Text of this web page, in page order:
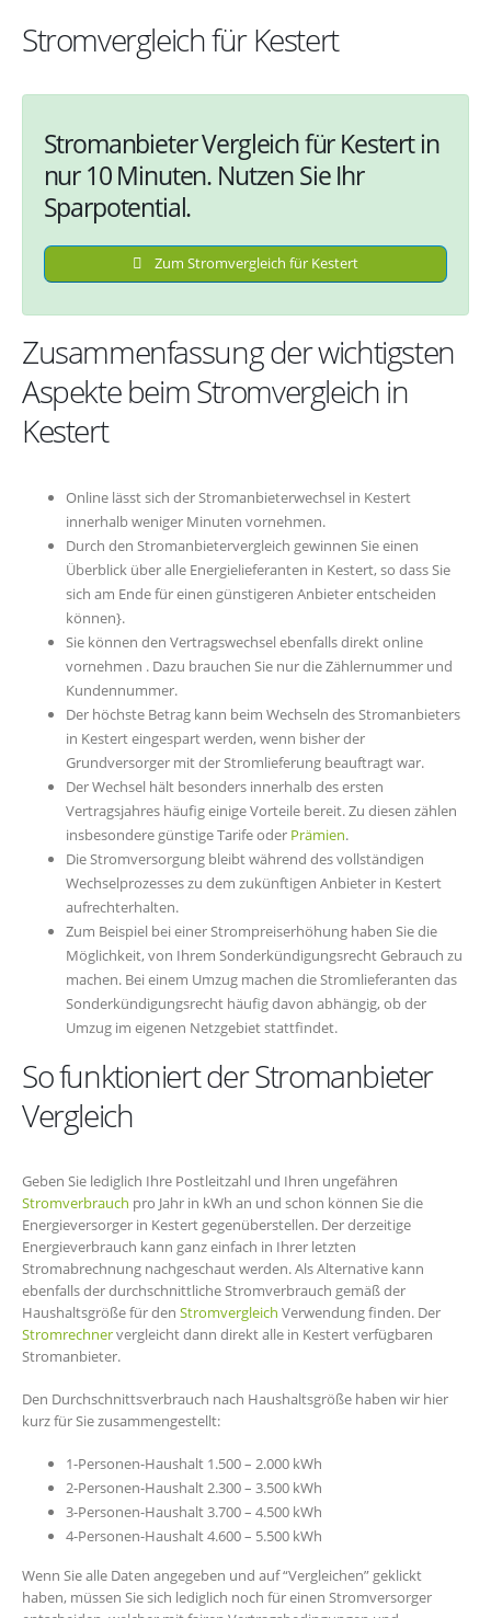
Stromvergleich für Kestert
Stromanbieter Vergleich für Kestert in
nur 10 Minuten. Nutzen Sie Ihr
Sparpotential.
Zum Stromvergleich für Kestert
Zusammenfassung der wichtigsten
Aspekte beim Stromvergleich in
Kestert
Online lässt sich der Stromanbieterwechsel in Kestert
innerhalb weniger Minuten vornehmen.
Durch den Stromanbietervergleich gewinnen Sie einen
Überblick über alle Energielieferanten in Kestert, so dass Sie
sich am Ende für einen günstigeren Anbieter entscheiden
können}.
Sie können den Vertragswechsel ebenfalls direkt online
vornehmen . Dazu brauchen Sie nur die Zählernummer und
Kundennummer.
Der höchste Betrag kann beim Wechseln des Stromanbieters
in Kestert eingespart werden, wenn bisher der
Grundversorger mit der Stromlieferung beauftragt war.
Der Wechsel hält besonders innerhalb des ersten
Vertragsjahres häufig einige Vorteile bereit. Zu diesen zählen
insbesondere günstige Tarife oder Prämien.
Die Stromversorgung bleibt während des vollständigen
Wechselprozesses zu dem zukünftigen Anbieter in Kestert
aufrechterhalten.
Zum Beispiel bei einer Strompreiserhöhung haben Sie die
Möglichkeit, von Ihrem Sonderkündigungsrecht Gebrauch zu
machen. Bei einem Umzug machen die Stromlieferanten das
Sonderkündigungsrecht häufig davon abhängig, ob der
Umzug im eigenen Netzgebiet stattfindet.
So funktioniert der Stromanbieter
Vergleich
Geben Sie lediglich Ihre Postleitzahl und Ihren ungefähren
Stromverbrauch pro Jahr in kWh an und schon können Sie die
Energieversorger in Kestert gegenüberstellen. Der derzeitige
Energieverbrauch kann ganz einfach in Ihrer letzten
Stromabrechnung nachgeschaut werden. Als Alternative kann
ebenfalls der durchschnittliche Stromverbrauch gemäß der
Haushaltsgröße für den Stromvergleich Verwendung finden. Der
Stromrechnervergleicht dann direkt alle in Kestert verfügbaren
Stromanbieter.
Den Durchschnittsverbrauch nach Haushaltsgröße haben wir hier
kurz für Sie zusammengestellt:
1-Personen-Haushalt 1.500 – 2.000 kWh
2-Personen-Haushalt 2.300 – 3.500 kWh
3-Personen-Haushalt 3.700 – 4.500 kWh
4-Personen-Haushalt 4.600 – 5.500 kWh
Wenn Sie alle Daten angegeben und auf “Vergleichen” geklickt
haben, müssen Sie sich lediglich noch für einen Stromversorger